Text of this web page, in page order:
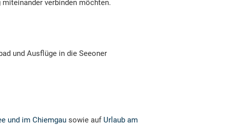
verbinden möchten.
und Ausflüge in die Seeoner
und im Chiemgausowie auf Urlaub am